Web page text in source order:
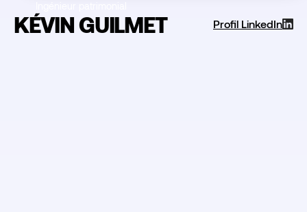
KÉVIN GUILMET Profil LinkedIn